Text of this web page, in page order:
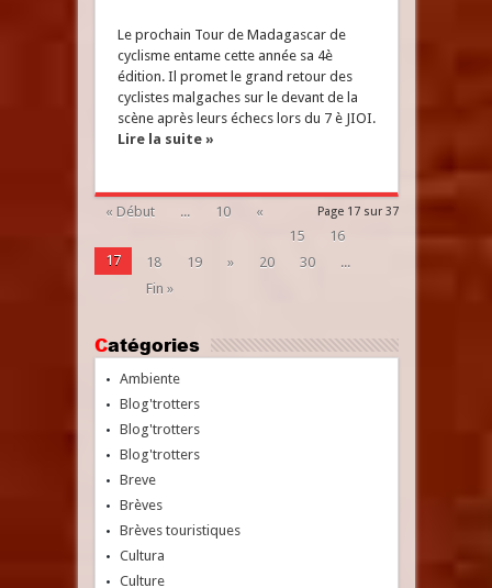
Le prochain Tour de Madagascar de
cyclisme entame cette année sa 4è
édition. Il promet le grand retour des
cyclistes malgaches sur le devant de la
scène après leurs échecs lors du 7 è JIOI.
Lire la suite »
Page 17 sur 37
« Début ... 10
«
15
16
17
18 19 » 20 30
...
Fin »
Catégories
Ambiente
Blog'trotters
Blog'trotters
Blog'trotters
Breve
Brèves
Brèves touristiques
Cultura
Culture